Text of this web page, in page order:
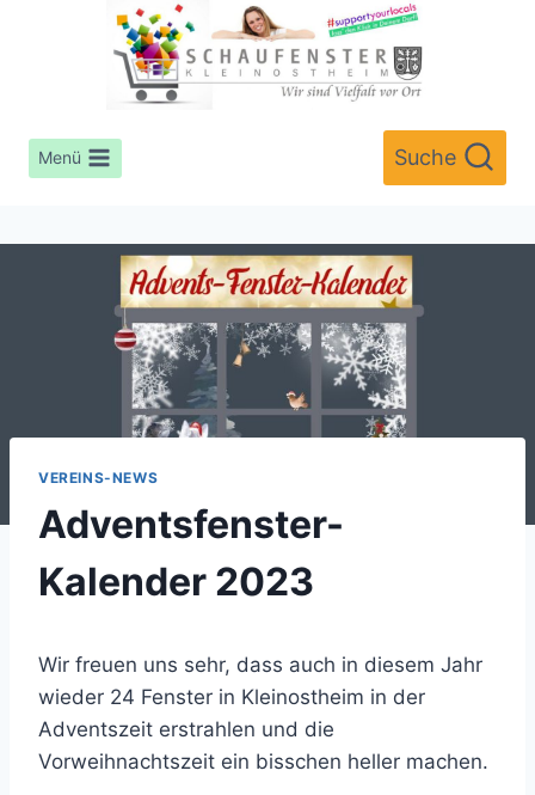
Menü Suche
VEREINS-NEWS
Adventsfenster-
Kalender 2023
Wir freuen uns sehr, dass auch in diesem Jahr
wieder 24 Fenster in Kleinostheim in der
Adventszeit erstrahlen und die
Vorweihnachtszeit ein bisschen heller machen.